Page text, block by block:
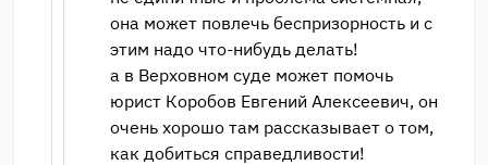
она может повлечь беспризорность и с
этим надо что-нибудь делать!
а в Верховном суде может помочь
юрист Коробов Евгений Алексеевич, он
очень хорошо там рассказывает о том,
как добиться справедливости!